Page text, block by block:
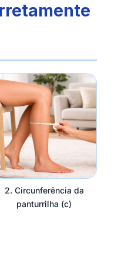
2. Circunferência da
panturrilha (c)